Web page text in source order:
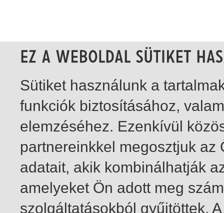
Sütiket használunk a
funkciók biztosításához,
elemzéséhez. Ezenkívül
partnereinkkel megosztjuk
adatait, akik kombinálhatják
amelyeket Ön adott meg
szolgáltatásokból gyűjtöttek.